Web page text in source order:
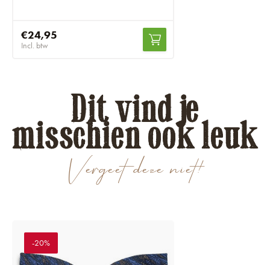
€24,95
Incl. btw
Vergeet deze niet!
Dit vind je
misschien ook leuk
-20%